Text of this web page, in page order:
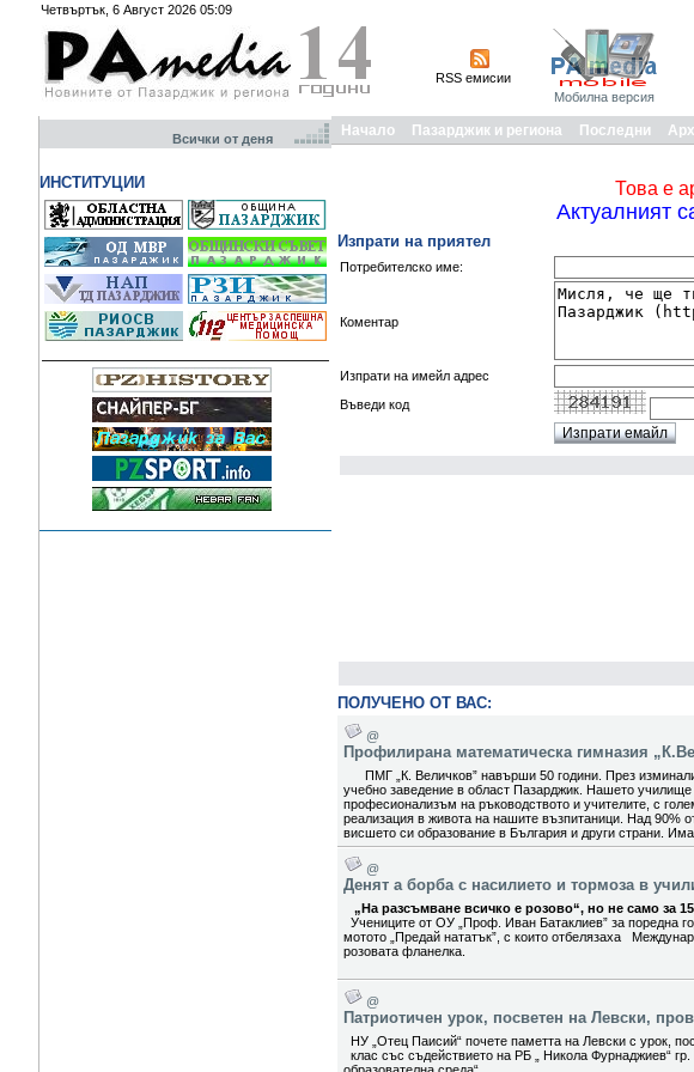
Четвъртък, 6 Август 2026 05:09
RSS емисии
Мобилна версия
Всички от деня
ИНСТИТУЦИИ
Начало Пазарджик и региона Последни
Това е
Актуалният
Изпрати на приятел
Потребителско име:
Коментар
Изпрати на имейл адрес
Въведи код
ПОЛУЧЕНО ОТ ВАС:
@
Профилирана математическа гимназия
ПМГ „К. Величков” навърши 50 години. През
учебно заведение в област Пазарджик. Нашето училище
професионализъм на ръководството и учителите, с
реализация в живота на нашите възпитаници. Над 90%
висшето си образование в България и други страни.
@
Денят а борба с насилието и тормоза в
„На разсъмване всичко е розово“, но не само за
Учениците от ОУ „Проф. Иван Батаклиев” за поредна
мотото „Предай нататък”, с които отбелязаха
розовата фланелка.
@
Патриотичен урок, посветен на Левски,
НУ „Отец Паисий“ почете паметта на Левски с урок,
клас със съдействието на РБ „ Никола Фурнаджиев“